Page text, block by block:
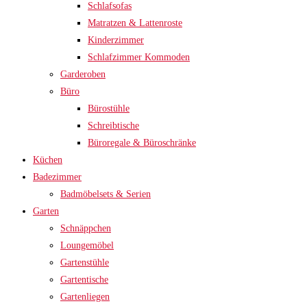
Schlafsofas
Matratzen & Lattenroste
Kinderzimmer
Schlafzimmer Kommoden
Garderoben
Büro
Bürostühle
Schreibtische
Büroregale & Büroschränke
Küchen
Badezimmer
Badmöbelsets & Serien
Garten
Schnäppchen
Loungemöbel
Gartenstühle
Gartentische
Gartenliegen